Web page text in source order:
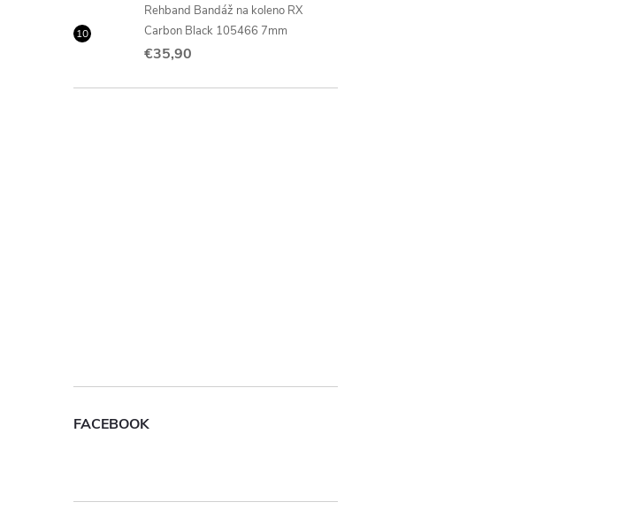
Rehband Bandáž na koleno RX
Carbon Black 105466 7mm
€35,90
FACEBOOK